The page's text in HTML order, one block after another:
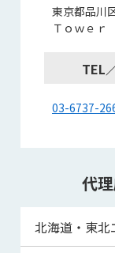
東京都品川
Ｔｏｗｅｒ
TEL
03-6737-
代
北海道・東北